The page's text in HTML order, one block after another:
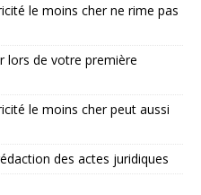
le moins cher ne rime pas
lors de votre première
le moins cher peut aussi
des actes juridiques